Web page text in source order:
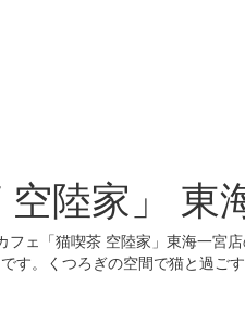
陸家」 東
ェ「猫喫茶 空陸家」東海一宮
す。くつろぎの空間で猫と過ご